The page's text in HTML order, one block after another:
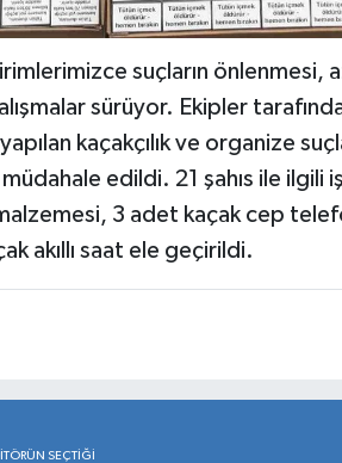
suçların önlenmesi,
sürüyor. Ekipler
kaçakçılık ve organize
edildi. 21 şahıs ile ilgili
3 adet kaçak cep
akıllı saat ele geçirildi.
SEÇTIĞI